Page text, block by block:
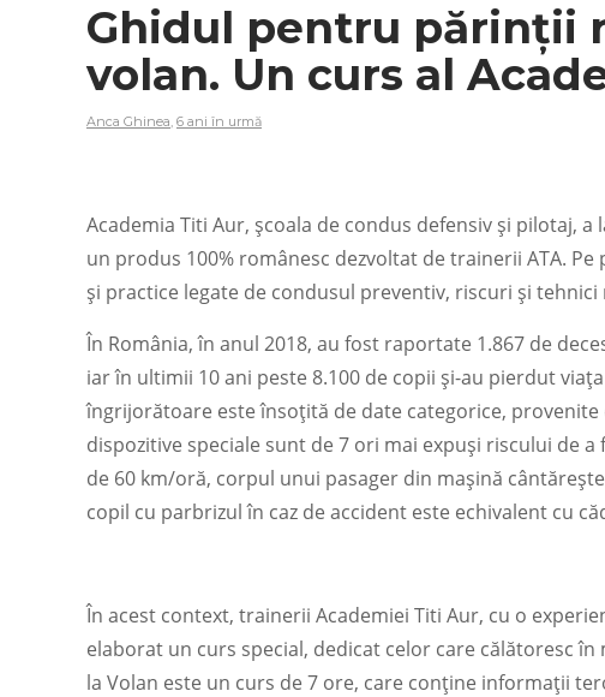
Ghidul pentru părinții
volan. Un curs al
Anca Ghinea, 6 ani în urmă
Academia Titi Aur, școala de condus defensiv și pilotaj,
un produs 100% românesc dezvoltat de trainerii ATA.
și practice legate de condusul preventiv, riscuri și tehnici
În România, în anul 2018, au fost raportate 1.867 de
iar în ultimii 10 ani peste 8.100 de copii și-au pierdut
îngrijorătoare este însoțită de date categorice,
dispozitive speciale sunt de 7 ori mai expuși riscului de
de 60 km/oră, corpul unui pasager din mașină
copil cu parbrizul în caz de accident este echivalent cu
În acest context, trainerii Academiei Titi Aur, cu o
elaborat un curs special, dedicat celor care călătoresc
la Volan este un curs de 7 ore, care conține informații